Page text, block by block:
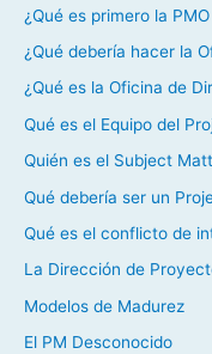
¿Qué es primero la
¿Qué debería hacer la
¿Qué es la Oficina de
Qué es el Equipo del
Quién es el Subject
Qué debería ser un
Qué es el conflicto de
La Dirección de
Modelos de Madurez
El PM Desconocido